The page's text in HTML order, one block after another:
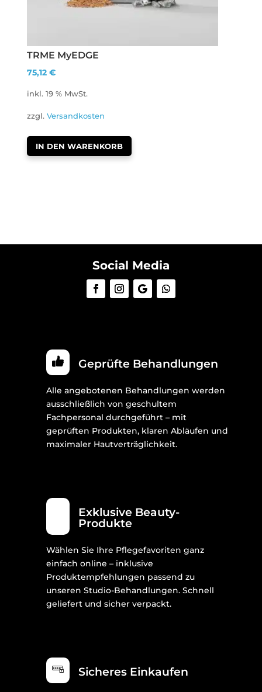
TRME MyEDGE
75,12€
inkl. 19 % MwSt.
zzgl.Versandkosten
IN DEN WARENKORB
Social Media
Geprüfte Behandlungen
Alle angebotenen Behandlungen werden
ausschließlich von geschultem
Fachpersonal durchgeführt – mit
geprüften Produkten, klaren Abläufen und
maximaler Hautverträglichkeit.
Exklusive Beauty-
Produkte
Wählen Sie Ihre Pflegefavoriten ganz
einfach online – inklusive
Produktempfehlungen passend zu
unseren Studio-Behandlungen. Schnell
geliefert und sicher verpackt.
Sicheres Einkaufen